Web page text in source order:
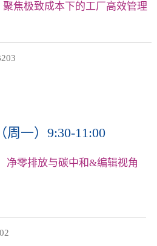
焦极致成本下的工厂高效管理
周一）9:30-11:00
净零排放与碳中和&编辑视角